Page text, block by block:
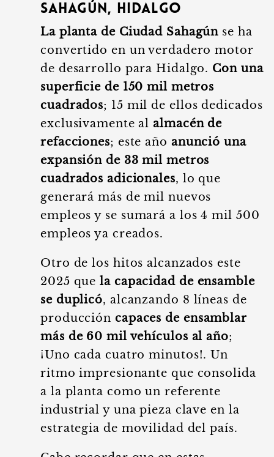
Sahagún, Hidalgo
La planta de Ciudad Sahagún se ha
convertido en un verdadero motor
de desarrollo para Hidalgo. Con una
superficie de 150 mil metros
cuadrados; 15 mil de ellos dedicados
exclusivamente alalmacén de
refacciones; este año anunció una
expansión de 33 mil metros
cuadrados adicionales, lo que
generará más de mil nuevos
empleos y se sumará a los 4 mil 500
empleos ya creados.
Otro de los hitos alcanzados este
2025 que la capacidad de ensamble
se duplicó, alcanzando 8 líneas de
producción capaces de ensamblar
más de 60 mil vehículos al año;
¡Uno cada cuatro minutos!. Un
ritmo impresionante que consolida
a la planta como un referente
industrial y una pieza clave en la
estrategia de movilidad del país.